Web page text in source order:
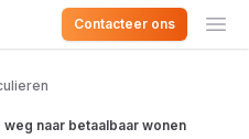
Contacteer ons
naar betaalbaar wonen